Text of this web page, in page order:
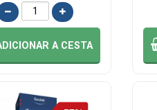
A CESTA